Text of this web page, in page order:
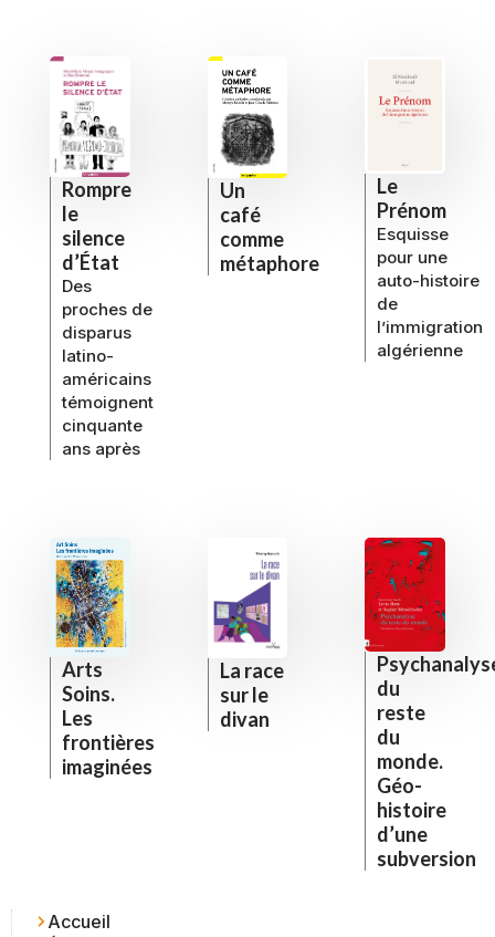
Rompre
le
silence
d’État
Des
proches de
disparus
latino-
américains
témoignent
cinquante
ans après
Un
café
comme
métaphore
Le
Prénom
Esquisse
pour une
auto-histoire
de
l’immigration
algérienne
Arts
Soins.
Les
frontières
imaginées
La race
sur le
divan
du
reste
du
monde.
Géo-
histoire
d’une
subversion
Accueil